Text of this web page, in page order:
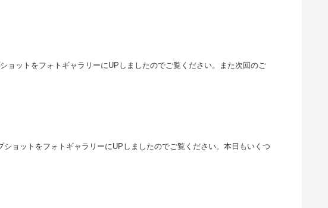
ョットをフォトギャラリーにUPしましたのでご覧ください。また次回のご
ョットをフォトギャラリーにUPしましたのでご覧ください。本日もいくつ